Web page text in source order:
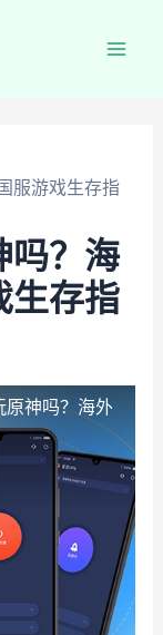
服游戏生存指
吗？海
生存指
原神吗？海外